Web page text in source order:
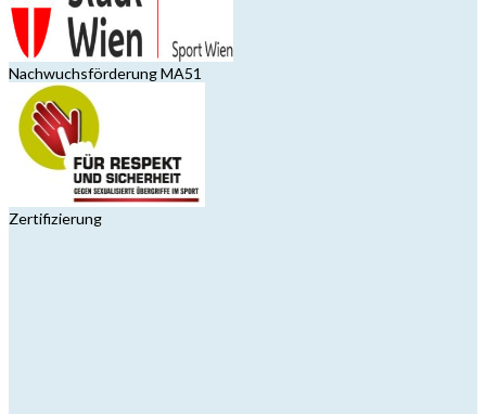
Nachwuchsförderung MA51
Zertifizierung